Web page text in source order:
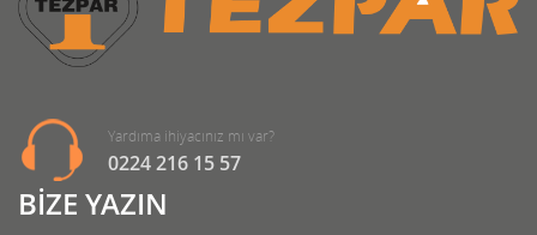
Yardıma ihiyacınız mı var?
0224 216 15 57
BİZE YAZIN